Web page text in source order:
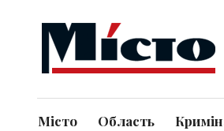
Місто Область